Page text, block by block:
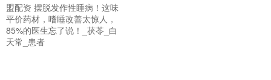
盟配资 摆脱发作性睡病！这味
平价药材，嗜睡改善太惊人，
85%的医生忘了说！_茯苓_白
天常_患者